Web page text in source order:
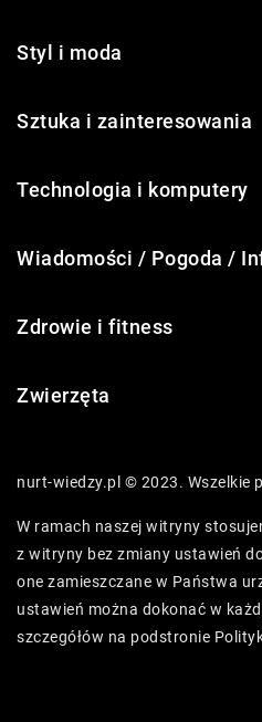
Styl i moda
Sztuka i zainteresowania
Technologia i komputery
Wiadomości / Pogoda /
Zdrowie i fitness
Zwierzęta
nurt-wiedzy.pl © 2023. Wszelkie
W ramach naszej witryny
z witryny bez zmiany ustawień
one zamieszczane w Państwa
ustawień można dokonać w
szczegółów na podstronie